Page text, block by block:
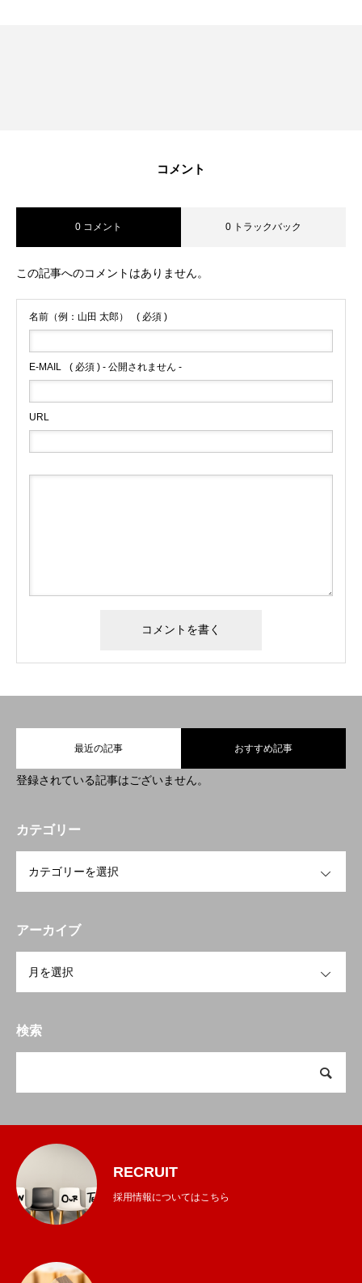
RECRUIT
コメント
0 コメント 0 トラックバック
この記事へのコメントはありません。
名前（例：山田 太郎） ( 必須 )
E-MAIL ( 必須 ) - 公開されません -
URL
最近の記事 おすすめ記事
登録されている記事はございません。
カテゴリー
アーカイブ
検索
RECRUIT
採用情報についてはこちら